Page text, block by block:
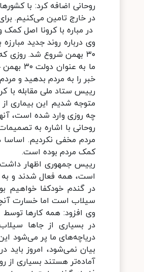
روحانی اضافه کرد: با
در خارج تامین می‌کنیم.
در مباره با کرونا اصل
وی درباره روند جدید
ما به
خبر را به مردم بدهید و
متوجه شدیم این بیماری
چه روزی وارد شده است،
روحانی با اشاره به
مردم مخفی نکردیم.
کمک مردم بوده است.
رییس جمهوری اظهار داشت:
است، همه فعال شدند و
در گندم خودکفا خواهیم
سیلاب است اما خسارت
وی افزود: همه کارها توسط
در بسیاری از جاها
دریاچه‌های ما پر می‌شود
بیان نمی‌شود، امروز
آماده‌تر هستند بسیاری